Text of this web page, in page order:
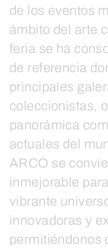
de los eventos
ámbito del arte
feria se ha
de referencia
principales
coleccionistas,
panorámica
actuales del
ARCO se
inmejorable
vibrante
innovadoras y
permitiéndonos